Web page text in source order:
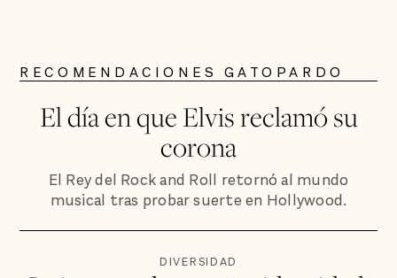
RECOMENDACIONES GATOPARDO
El día en que Elvis reclamó su
corona
El Rey del Rock and Roll retornó al mundo
musical tras probar suerte en Hollywood.
DIVERSIDAD